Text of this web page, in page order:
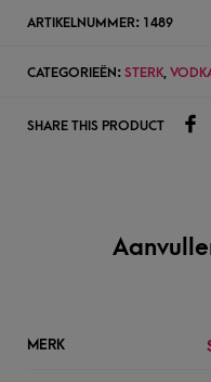
ARTIKELNUMMER: 1489
CATEGORIEËN: STERK
SHARE THIS PRODUCT
MERK